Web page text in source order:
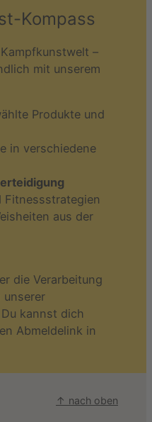
Kompass
–
mit unserem
Produkte und
in verschiedene
Fitnessstrategien
aus der
die Verarbeitung
unserer
Du kannst dich
Abmeldelink in
↑ nach oben